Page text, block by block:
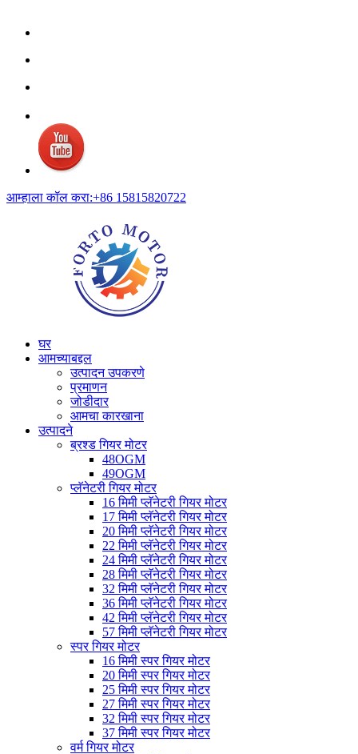
आम्हाला कॉल करा:+86 15815820722
घर
आमच्याबद्दल
उत्पादन उपकरणे
प्रमाणन
जोडीदार
आमचा कारखाना
उत्पादने
ब्रश्ड गियर मोटर
48OGM
49OGM
प्लॅनेटरी गियर मोटर
16 मिमी प्लॅनेटरी गियर मोटर
17 मिमी प्लॅनेटरी गियर मोटर
20 मिमी प्लॅनेटरी गियर मोटर
22 मिमी प्लॅनेटरी गियर मोटर
24 मिमी प्लॅनेटरी गियर मोटर
28 मिमी प्लॅनेटरी गियर मोटर
32 मिमी प्लॅनेटरी गियर मोटर
36 मिमी प्लॅनेटरी गियर मोटर
42 मिमी प्लॅनेटरी गियर मोटर
57 मिमी प्लॅनेटरी गियर मोटर
स्पर गियर मोटर
16 मिमी स्पर गियर मोटर
20 मिमी स्पर गियर मोटर
25 मिमी स्पर गियर मोटर
27 मिमी स्पर गियर मोटर
32 मिमी स्पर गियर मोटर
37 मिमी स्पर गियर मोटर
वर्म गियर मोटर